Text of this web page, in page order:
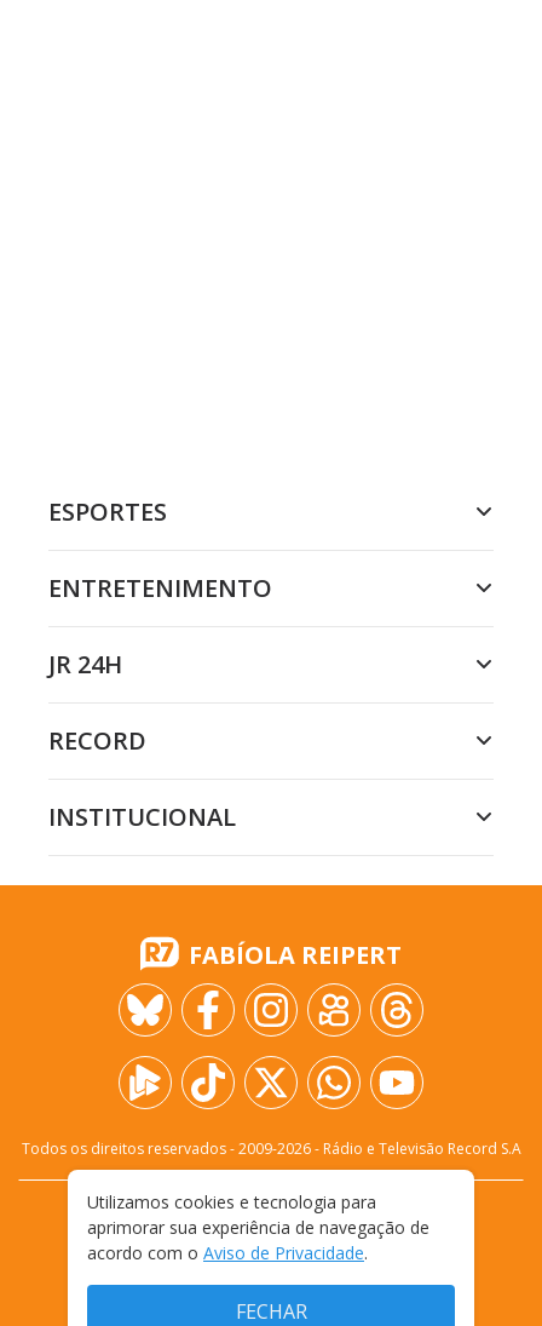
ESPORTES
ENTRETENIMENTO
JR 24H
RECORD
INSTITUCIONAL
FABÍOLA REIPERT
Todos os direitos reservados - 2009-2026- Rádio e Televisão Record S.A
FALE CONOSCO
PRIVACIDADE
TERMOS E CONDIÇÕES DE USO
Utilizamos cookies e tecnologia para
aprimorar sua experiência de navegação de
acordo com o Aviso de Privacidade.
FECHAR